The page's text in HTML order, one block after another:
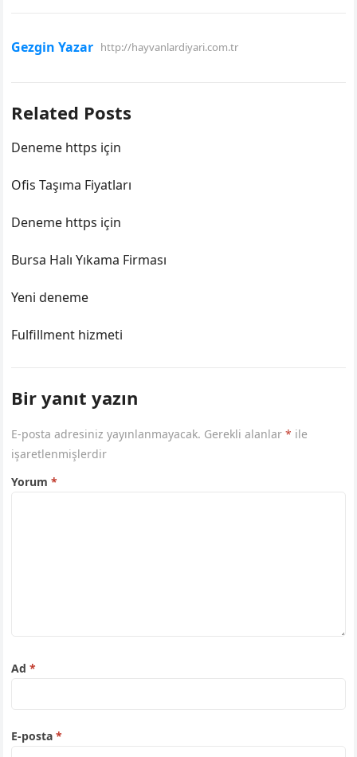
Gezgin Yazar http://hayvanlardiyari.com.tr
Related Posts
Deneme https için
Ofis Taşıma Fiyatları
Deneme https için
Bursa Halı Yıkama Firması
Yeni deneme
Fulfillment hizmeti
Bir yanıt yazın
E-posta adresiniz yayınlanmayacak. Gerekli alanlar* ile
işaretlenmişlerdir
Yorum*
Ad*
E-posta*